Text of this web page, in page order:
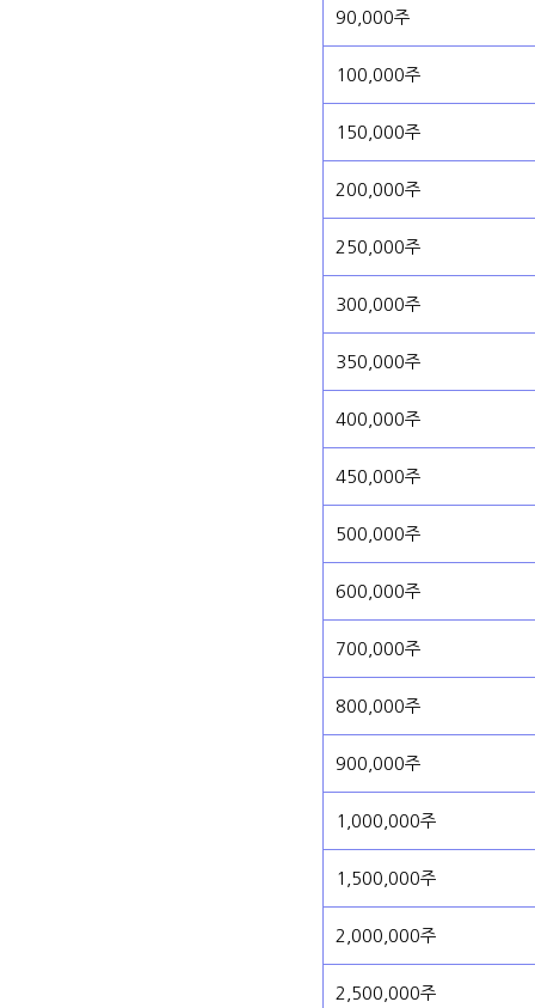
90,000주
100,000주
150,000주
200,000주
250,000주
300,000주
350,000주
400,000주
450,000주
500,000주
600,000주
700,000주
800,000주
900,000주
1,000,000주
1,500,000주
2,000,000주
2,500,000주